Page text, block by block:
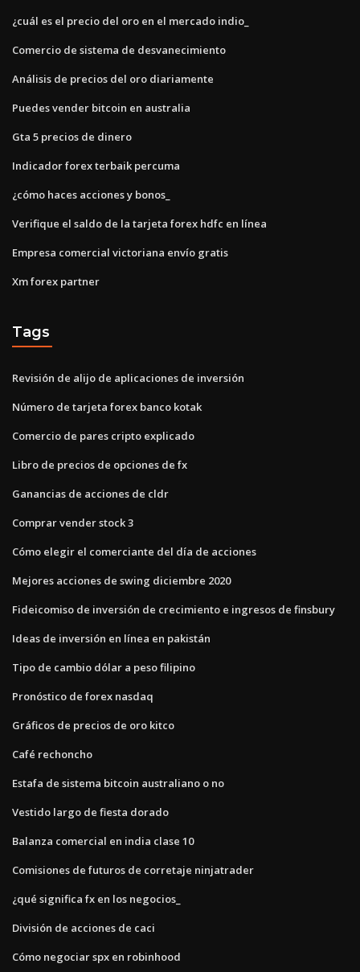
¿cuál es el precio del oro en el mercado indio_
Comercio de sistema de desvanecimiento
Análisis de precios del oro diariamente
Puedes vender bitcoin en australia
Gta 5 precios de dinero
Indicador forex terbaik percuma
¿cómo haces acciones y bonos_
Verifique el saldo de la tarjeta forex hdfc en línea
Empresa comercial victoriana envío gratis
Xm forex partner
Tags
Revisión de alijo de aplicaciones de inversión
Número de tarjeta forex banco kotak
Comercio de pares cripto explicado
Libro de precios de opciones de fx
Ganancias de acciones de cldr
Comprar vender stock 3
Cómo elegir el comerciante del día de acciones
Mejores acciones de swing diciembre 2020
Fideicomiso de inversión de crecimiento e ingresos de finsbury
Ideas de inversión en línea en pakistán
Tipo de cambio dólar a peso filipino
Pronóstico de forex nasdaq
Gráficos de precios de oro kitco
Café rechoncho
Estafa de sistema bitcoin australiano o no
Vestido largo de fiesta dorado
Balanza comercial en india clase 10
Comisiones de futuros de corretaje ninjatrader
¿qué significa fx en los negocios_
División de acciones de caci
Cómo negociar spx en robinhood